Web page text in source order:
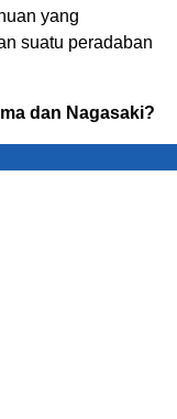
yang
suatu peradaban
dan Nagasaki?